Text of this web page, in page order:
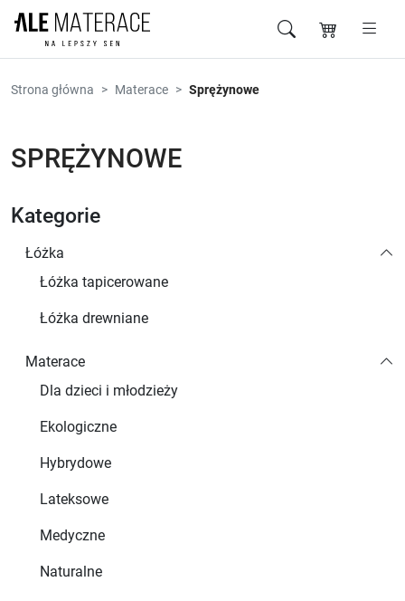
Przejdź do zawartości
Strona główna Materace Sprężynowe
SPRĘŻYNOWE
Kategorie
Łóżka
Łóżka tapicerowane
Łóżka drewniane
Materace
Dla dzieci i młodzieży
Ekologiczne
Hybrydowe
Lateksowe
Medyczne
Naturalne